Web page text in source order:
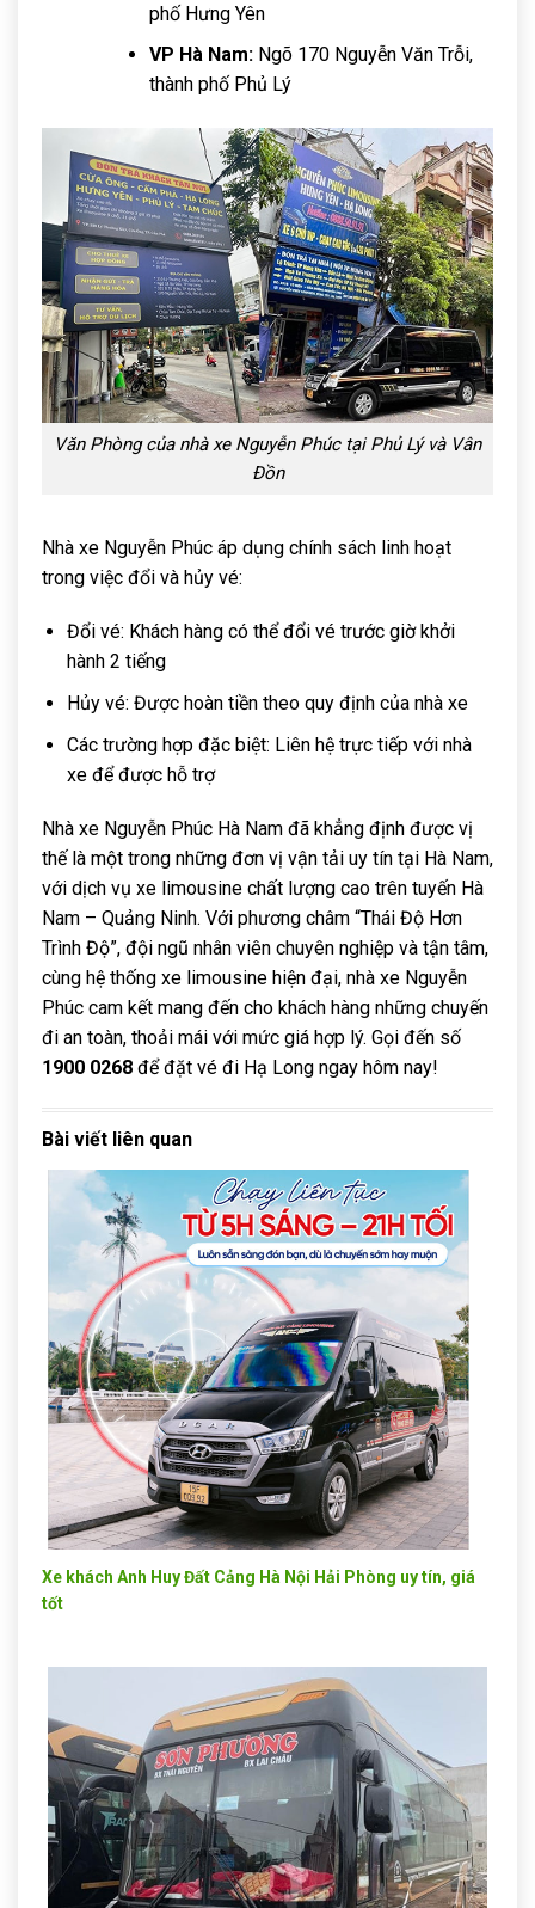
phố Hưng Yên
VP Hà Nam:Ngõ 170 Nguyễn Văn Trỗi,
thành phố Phủ Lý
Văn Phòng của nhà xe Nguyễn Phúc tại Phủ Lý và Vân
Đồn
Nhà xe Nguyễn Phúc áp dụng chính sách linh hoạt
trong việc đổi và hủy vé:
Đổi vé: Khách hàng có thể đổi vé trước giờ khởi
hành 2 tiếng
Hủy vé: Được hoàn tiền theo quy định của nhà xe
Các trường hợp đặc biệt: Liên hệ trực tiếp với nhà
xe để được hỗ trợ
Nhà xe Nguyễn Phúc Hà Nam đã khẳng định được vị
thế là một trong những đơn vị vận tải uy tín tại Hà Nam,
với dịch vụ xe limousine chất lượng cao trên tuyến Hà
Nam – Quảng Ninh. Với phương châm “Thái Độ Hơn
Trình Độ”, đội ngũ nhân viên chuyên nghiệp và tận tâm,
cùng hệ thống xe limousine hiện đại, nhà xe Nguyễn
Phúc cam kết mang đến cho khách hàng những chuyến
đi an toàn, thoải mái với mức giá hợp lý. Gọi đến số
1900 0268 để đặt vé đi Hạ Long ngay hôm nay!
Bài viết liên quan
Xe khách Anh Huy Đất Cảng Hà Nội Hải Phòng uy tín, giá
tốt